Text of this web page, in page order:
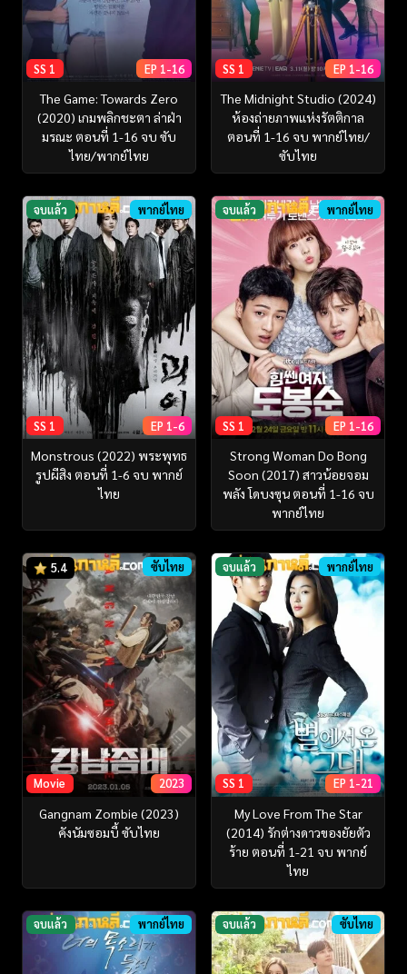
SS 1 EP 1-16
The Game: Towards Zero
(2020) เกมพลิกชะตา ล่าฝ่า
มรณะ ตอนที่ 1-16 จบ ซับ
ไทย/พากย์ไทย
SS 1 EP 1-16
The Midnight Studio (2024)
ห้องถ่ายภาพแห่งรัตติกาล
ตอนที่ 1-16 จบ พากย์ไทย/
ซับไทย
จบแล้ว พากย์ไทย
SS 1 EP 1-6
Monstrous (2022) พระพุทธ
รูปผีสิง ตอนที่ 1-6 จบ พากย์
ไทย
จบแล้ว พากย์ไทย
SS 1 EP 1-16
Strong Woman Do Bong
Soon (2017) สาวน้อยจอม
พลัง โดบงซุน ตอนที่ 1-16 จบ
พากย์ไทย
5.4 ซับไทย
Movie 2023
Gangnam Zombie (2023)
คังนัมซอมบี้ ซับไทย
จบแล้ว พากย์ไทย
SS 1 EP 1-21
My Love From The Star
(2014) รักต่างดาวของยัยตัว
ร้าย ตอนที่ 1-21 จบ พากย์
ไทย
จบแล้ว พากย์ไทย จบแล้ว ซับไทย